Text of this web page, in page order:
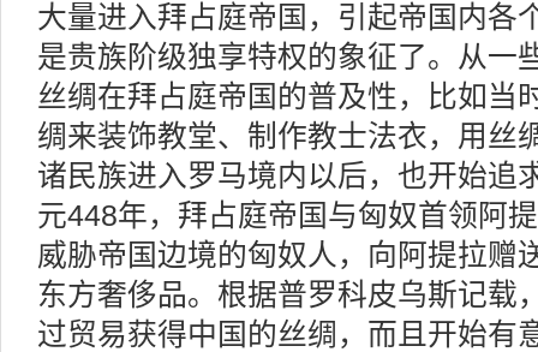
大量进入拜占庭帝国，引起帝国内各
是贵族阶级独享特权的象征了。从一
丝绸在拜占庭帝国的普及性，比如当
绸来装饰教堂、制作教士法衣，用丝
诸民族进入罗马境内以后，也开始追
元448年，拜占庭帝国与匈奴首领阿
威胁帝国边境的匈奴人，向阿提拉赠
东方奢侈品。根据普罗科皮乌斯记载
过贸易获得中国的丝绸，而且开始有